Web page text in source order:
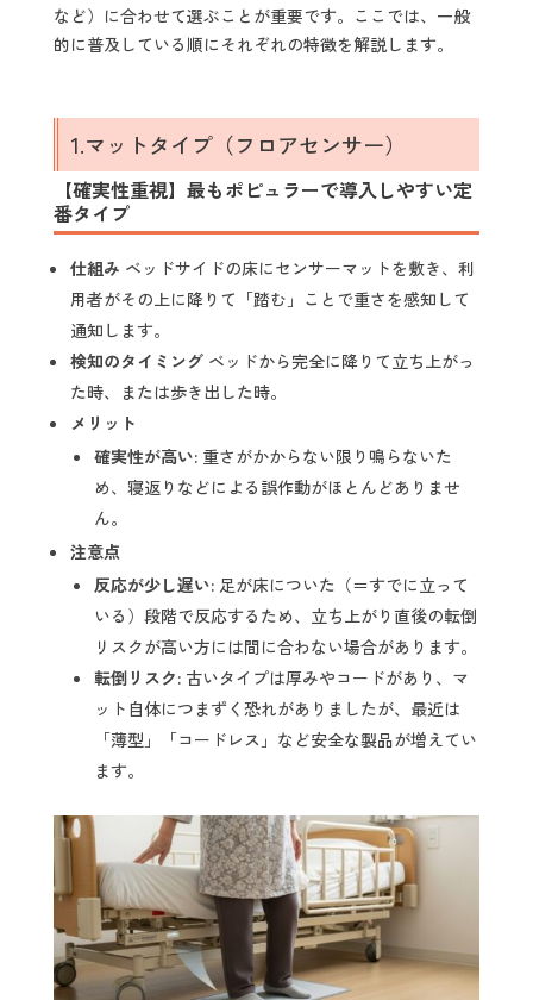
など）に合わせて選ぶことが重要です。ここでは、一般
的に普及している順にそれぞれの特徴を解説します。
1.マットタイプ（フロアセンサー）
【確実性重視】最もポピュラーで導入しやすい定
番タイプ
仕組み ベッドサイドの床にセンサーマットを敷き、利
用者がその上に降りて「踏む」ことで重さを感知して
通知します。
検知のタイミングベッドから完全に降りて立ち上がっ
た時、または歩き出した時。
メリット
確実性が高い:重さがかからない限り鳴らないた
め、寝返りなどによる誤作動がほとんどありませ
ん。
注意点
反応が少し遅い:足が床についた（＝すでに立って
いる）段階で反応するため、立ち上がり直後の転倒
リスクが高い方には間に合わない場合があります。
転倒リスク:古いタイプは厚みやコードがあり、マ
ット自体につまずく恐れがありましたが、最近は
「薄型」「コードレス」など安全な製品が増えてい
ます。